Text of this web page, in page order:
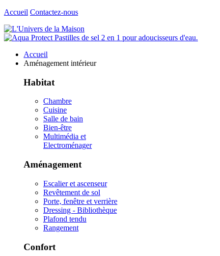
Accueil Contactez-nous
Accueil
Aménagement intérieur
Habitat
Chambre
Cuisine
Salle de bain
Bien-être
Multimédia et
Electroménager
Aménagement
Escalier et ascenseur
Revêtement de sol
Porte, fenêtre et verrière
Dressing - Bibliothèque
Plafond tendu
Rangement
Confort